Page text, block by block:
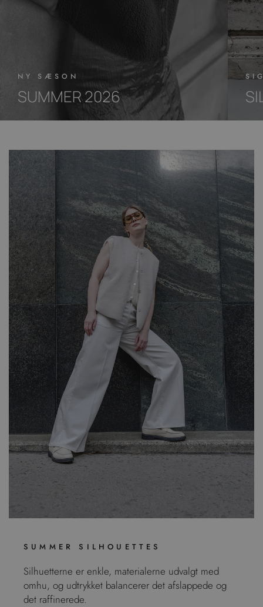
NY SÆSON
SUMMER 2026
SUMMER SILHOUETTES
Silhuetterne er enkle, materialerne udvalgt med
omhu, og udtrykket balancerer det afslappede og
det raffinerede.